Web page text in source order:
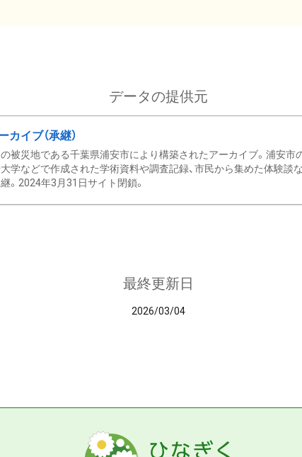
データの提供元
イブ（承継）
被災地である千葉県浦安市により構築されたアーカイブ。浦安市の
学などで作成された学術資料や調査記録、市民から集めた体験談
。2024年3月31日サイト閉鎖。
最終更新日
2026/03/04